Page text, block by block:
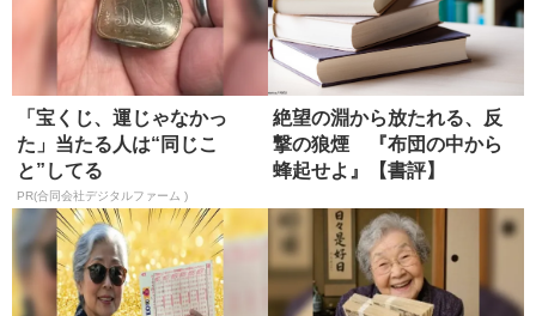
「宝くじ、運じゃなかっ
た」当たる人は“同じこ
と”してる
PR(合同会社デジタルファーム )
絶望の淵から放たれる、反
撃の狼煙 『布団の中から
蜂起せよ』【書評】